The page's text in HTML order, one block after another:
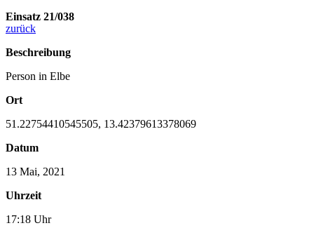
Einsatz 21/038
zurück
Beschreibung
Person in Elbe
Ort
51.22754410545505, 13.42379613378069
Datum
13 Mai, 2021
Uhrzeit
17:18 Uhr